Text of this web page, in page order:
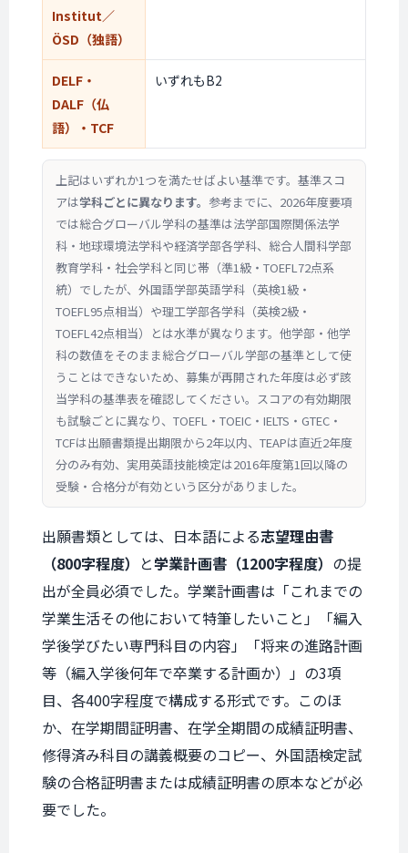
Institut／
ÖSD（独語）
DELF・
DALF（仏
語）・TCF
いずれもB2
上記はいずれか1つを満たせばよい基準です。基準スコ
アは学科ごとに異なります。 参考までに、2026年度要項
では総合グローバル学科の基準は法学部国際関係法学
科・地球環境法学科や経済学部各学科、総合人間科学部
教育学科・社会学科と同じ帯（準1級・TOEFL72点系
統）でしたが、外国語学部英語学科（英検1級・
TOEFL95点相当）や理工学部各学科（英検2級・
TOEFL42点相当）とは水準が異なります。他学部・他学
科の数値をそのまま総合グローバル学部の基準として使
うことはできないため、募集が再開された年度は必ず該
当学科の基準表を確認してください。スコアの有効期限
も試験ごとに異なり、TOEFL・TOEIC・IELTS・GTEC・
TCFは出願書類提出期限から2年以内、TEAPは直近2年度
分のみ有効、実用英語技能検定は2016年度第1回以降の
受験・合格分が有効という区分がありました。
出願書類としては、日本語による志望理由書
（800字程度） と学業計画書（1200字程度） の提
出が全員必須でした。学業計画書は「これまでの
学業生活その他において特筆したいこと」「編入
学後学びたい専門科目の内容」「将来の進路計画
等（編入学後何年で卒業する計画か）」の3項
目、各400字程度で構成する形式です。このほ
か、在学期間証明書、在学全期間の成績証明書、
修得済み科目の講義概要のコピー、外国語検定試
験の合格証明書または成績証明書の原本などが必
要でした。